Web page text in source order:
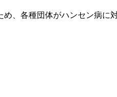
、各種団体がハンセン病に